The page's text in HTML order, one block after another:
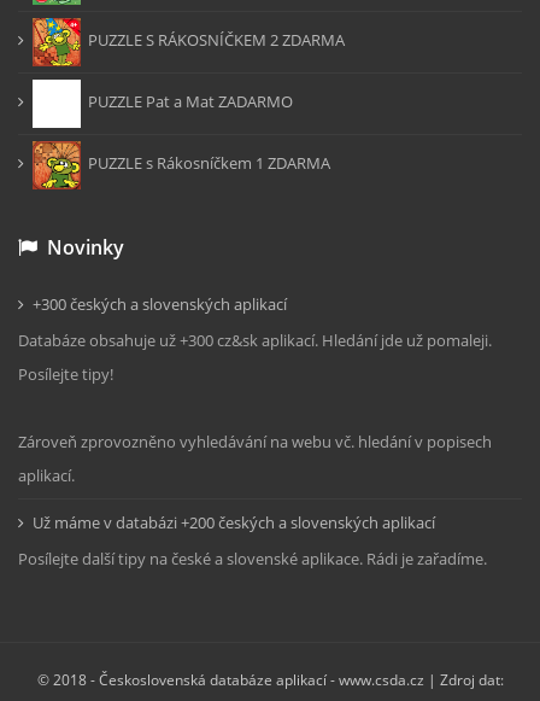
PUZZLE S RÁKOSNÍČKEM 2 ZDARMA
PUZZLE Pat a Mat ZADARMO
PUZZLE s Rákosníčkem 1 ZDARMA
Novinky
+300 českých a slovenských aplikací
Databáze obsahuje už +300 cz&sk aplikací. Hledání jde už pomaleji.
Posílejte tipy!
Zároveň zprovozněno vyhledávání na webu vč. hledání v popisech
aplikací.
Už máme v databázi +200 českých a slovenských aplikací
Posílejte další tipy na české a slovenské aplikace. Rádi je zařadíme.
© 2018 -Československá databáze aplikací - www.csda.cz | Zdroj dat: